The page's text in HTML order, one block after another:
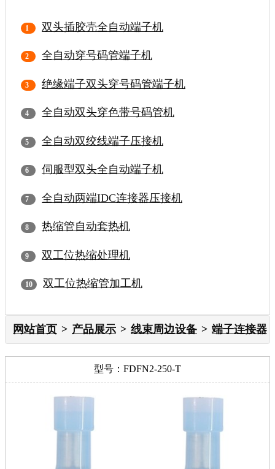
双头插胶壳全自动端子机
全自动穿号码管端子机
绝缘端子双头穿号码管端子机
全自动双头穿色带号码管机
全自动双绞线端子压接机
伺服型双头全自动端子机
全自动两端IDC连接器压接机
热缩管自动套热机
双工位热缩处理机
双工位热缩管加工机
网站首页 产品展示 线束周边设备 端子连接器
型号：FDFN2-250-T